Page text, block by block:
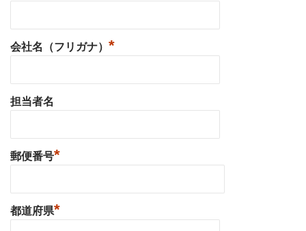
会社名（フリガナ） *
担当者名
郵便番号*
都道府県*